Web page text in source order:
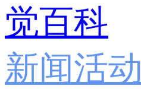
觉百科
新闻活动